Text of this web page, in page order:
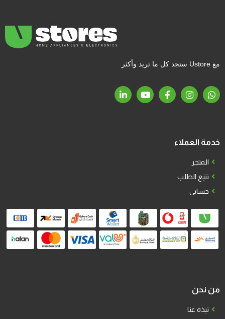
مع Ustore ستجد كل ما تريد وأكثر
خدمة العملاء
المتجر
تتبع الطلب
حسابي
من نحن
نبذه عنا